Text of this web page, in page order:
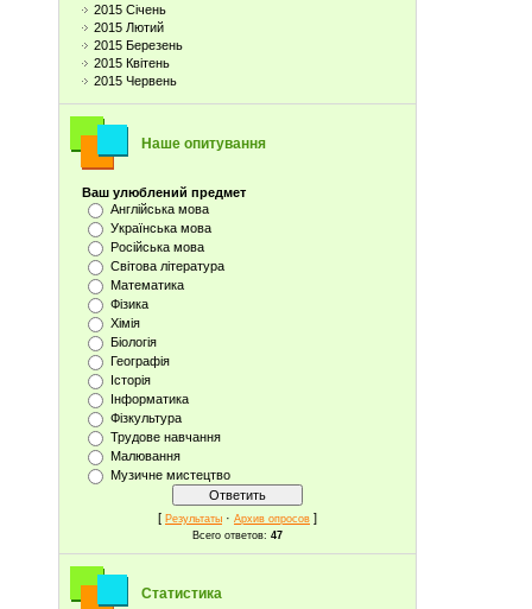
2015 Січень
2015 Лютий
2015 Березень
2015 Квітень
2015 Червень
Наше опитування
Ваш улюблений предмет
Англійська мова
Українська мова
Російська мова
Світова література
Математика
Фізика
Хімія
Біологія
Географія
Історія
Інформатика
Фізкультура
Трудове навчання
Малювання
Музичне мистецтво
[ Результаты · Архив опросов ]
Всего ответов: 47
Статистика